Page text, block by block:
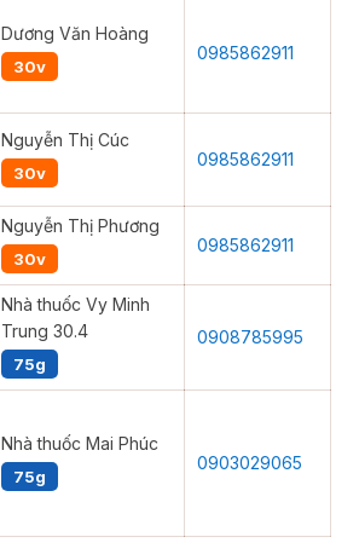
Dương Văn Hoàng
30v
0985862911
Nguyễn Thị Cúc
30v
0985862911
Nguyễn Thị Phương
30v
0985862911
Nhà thuốc Vy Minh
Trung 30.4
75g
0908785995
Nhà thuốc Mai Phúc
75g
0903029065